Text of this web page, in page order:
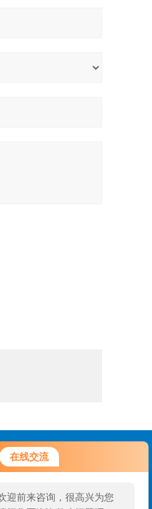
在线交流
迎前来咨询，很高兴为您
问您要咨询什么问题呢？
您停留很久了，是否找到